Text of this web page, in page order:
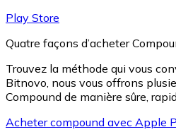
Play Store
Quatre façons d’acheter
Trouvez la méthode qui vous
Bitnovo, nous vous offrons
Compound de manière sûre,
Acheter compound avec Apple